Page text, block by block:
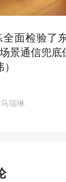
全面检验了
场景通信兜
瑞琳